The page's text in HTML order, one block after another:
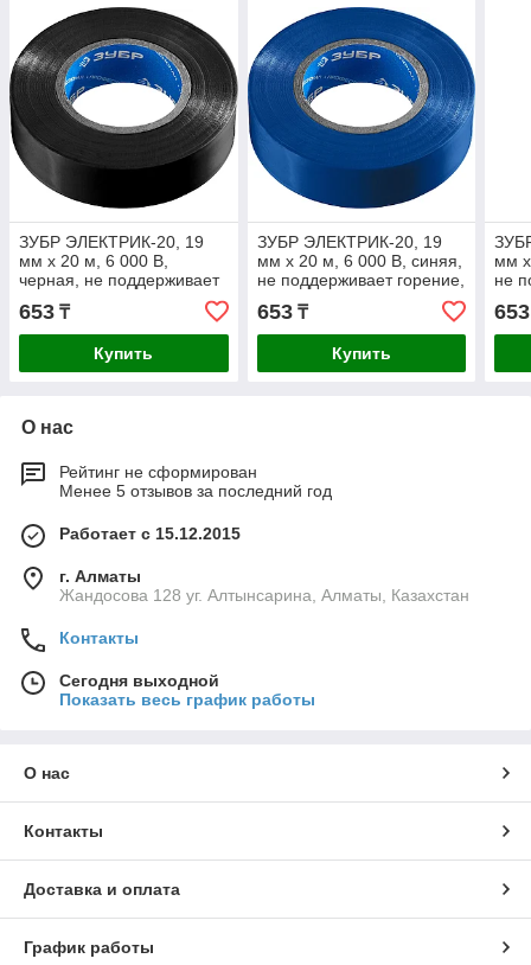
ЗУБР ЭЛЕКТРИК-20, 19
мм х 20 м, 6 000 В,
черная, не поддерживает
горение, изолента ПВХ,
Профессионал (1234-2)
653 ₸
Купить
ЗУБР ЭЛЕКТРИК-20, 19
мм х 20 м, 6 000 В, синяя,
не поддерживает горение,
изолента ПВХ,
Профессионал (1234-7)
653₸
Купить
мм
не
653
О нас
Рейтинг не сформирован
Менее 5 отзывов за последний год
Работает с 15.12.2015
г. Алматы
Жандосова 128 уг. Алтынсарина, Алматы, Казахстан
Контакты
Сегодня выходной
Показать весь график работы
О нас
Контакты
Доставка и оплата
График работы